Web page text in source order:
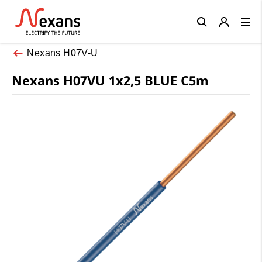
Nexans H07V-U
Nexans H07VU 1x2,5 BLUE C5m
Close